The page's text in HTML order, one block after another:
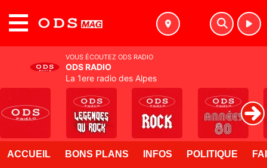
ACCUEIL BONS PLANS INFOS POLITIQUE
VOUS ÉCOUTEZ ODS RADIO
ODS RADIO
La 1ere radio des Alpes